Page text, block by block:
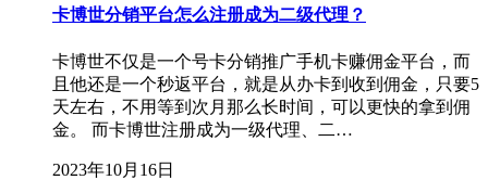
卡博世分销平台怎么注册成为二级代理？
卡博世不仅是一个号卡分销推广手机卡赚佣金平台，而
且他还是一个秒返平台，就是从办卡到收到佣金，只要5
天左右，不用等到次月那么长时间，可以更快的拿到佣
金。 而卡博世注册成为一级代理、二…
2023年10月16日